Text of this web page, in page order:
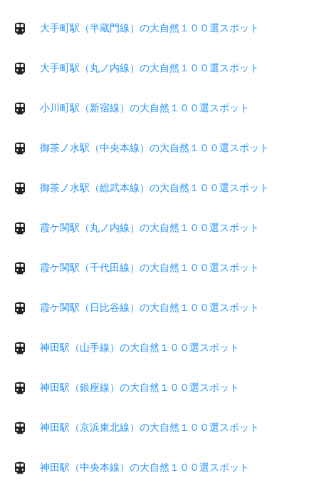
大手町駅（半蔵門線）の大自然１００選スポット
大手町駅（丸ノ内線）の大自然１００選スポット
小川町駅（新宿線）の大自然１００選スポット
御茶ノ水駅（中央本線）の大自然１００選スポット
御茶ノ水駅（総武本線）の大自然１００選スポット
霞ケ関駅（丸ノ内線）の大自然１００選スポット
霞ケ関駅（千代田線）の大自然１００選スポット
霞ケ関駅（日比谷線）の大自然１００選スポット
神田駅（山手線）の大自然１００選スポット
神田駅（銀座線）の大自然１００選スポット
神田駅（京浜東北線）の大自然１００選スポット
神田駅（中央本線）の大自然１００選スポット